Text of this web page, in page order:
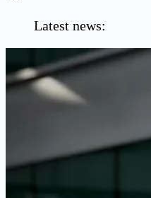
Latest news: